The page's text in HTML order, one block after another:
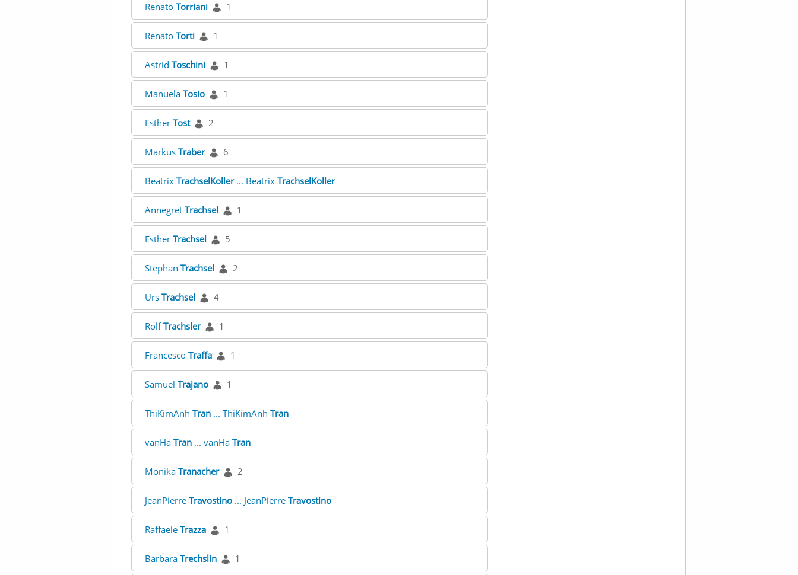
Renato Torriani 1
Renato Torti 1
Astrid Toschini 1
Manuela Tosio 1
Esther Tost 2
Markus Traber 6
Beatrix TrachselKoller... Beatrix TrachselKoller
Annegret Trachsel 1
Esther Trachsel 5
Stephan Trachsel 2
Urs Trachsel 4
RolfTrachsler 1
Francesco Traffa 1
Samuel Trajano 1
ThiKimAnh Tran... ThiKimAnh Tran
vanHa Tran... vanHa Tran
Monika Tranacher 2
JeanPierre Travostino... JeanPierre Travostino
Raffaele Trazza 1
Barbara Trechslin 1